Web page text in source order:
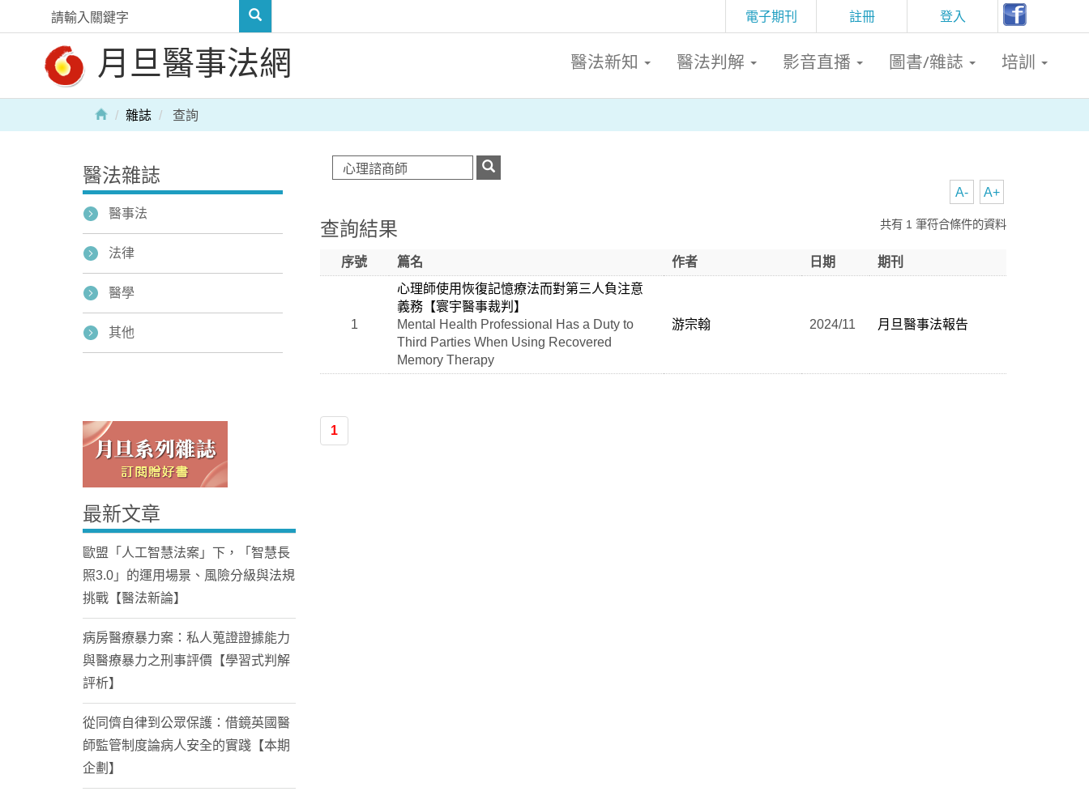
註冊 登入
電子期刊
月旦醫事法網 醫法新知 醫法判解 影音直播 圖書/雜誌 培訓
Home
雜誌 查詢
A+
A-
查詢結果 共有 1 筆符合條件的資料
序號 篇名 作者 日期 期刊
1
心理師使用恢復記憶療法而對第三人負注意
義務【寰宇醫事裁判】
Mental Health Professional Has a Duty to
Third Parties When Using Recovered
Memory Therapy
游宗翰 2024/11 月旦醫事法報告
1
醫法雜誌
醫事法
法律
醫學
其他
最新文章
歐盟「人工智慧法案」下，「智慧長
照3.0」的運用場景、風險分級與法規
挑戰【醫法新論】
病房醫療暴力案：私人蒐證證據能力
與醫療暴力之刑事評價【學習式判解
評析】
從同儕自律到公眾保護：借鏡英國醫
師監管制度論病人安全的實踐【本期
企劃】